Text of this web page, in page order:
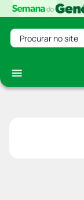
Procurar no site